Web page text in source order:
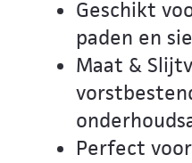
Geschikt
paden en
Maat &
Perfect